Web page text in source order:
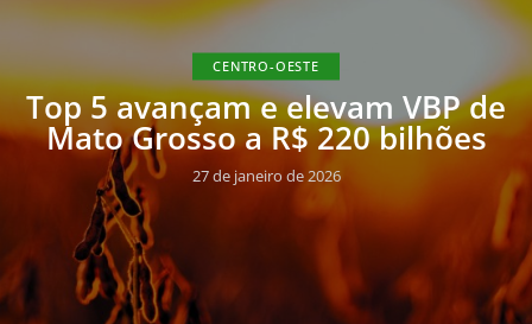
CENTRO-OESTE
Top 5 avançam e elevam VBP de
Mato Grosso a R$ 220 bilhões
27 de janeiro de 2026